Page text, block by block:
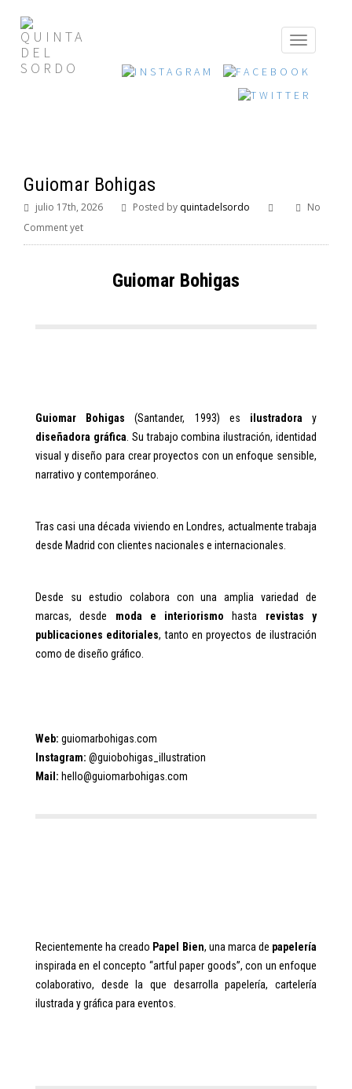
Guiomar Bohigas
julio 17th, 2026 Posted by quintadelsordo
No
Comment yet
Guiomar Bohigas
Guiomar Bohigas (Santander, 1993) es ilustradora y
diseñadora gráfica . Su trabajo combina ilustración, identidad
visual y diseño para crear proyectos con un enfoque sensible,
narrativo y contemporáneo.
Tras casi una década viviendo en Londres, actualmente trabaja
desde Madrid con clientes nacionales e internacionales.
Desde su estudio colabora con una amplia variedad de
marcas, desde moda e interiorismo hasta revistas y
publicaciones editoriales, tanto en proyectos de ilustración
como de diseño gráfico.
Web: guiomarbohigas.com
Instagram: @guiobohigas_illustration
Mail: hello@guiomarbohigas.com
Recientemente ha creado Papel Bien, una marca de papelería
inspirada en el concepto “artful paper goods”, con un enfoque
colaborativo, desde la que desarrolla papelería, cartelería
ilustrada y gráfica para eventos.